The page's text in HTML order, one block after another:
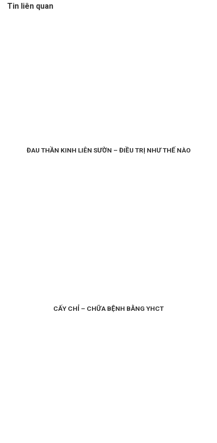
Tin liên quan
ĐAU THẦN KINH LIÊN SƯỜN – ĐIỀU TRỊ NHƯ THẾ NÀO
CẤY CHỈ – CHỮA BỆNH BẰNG YHCT